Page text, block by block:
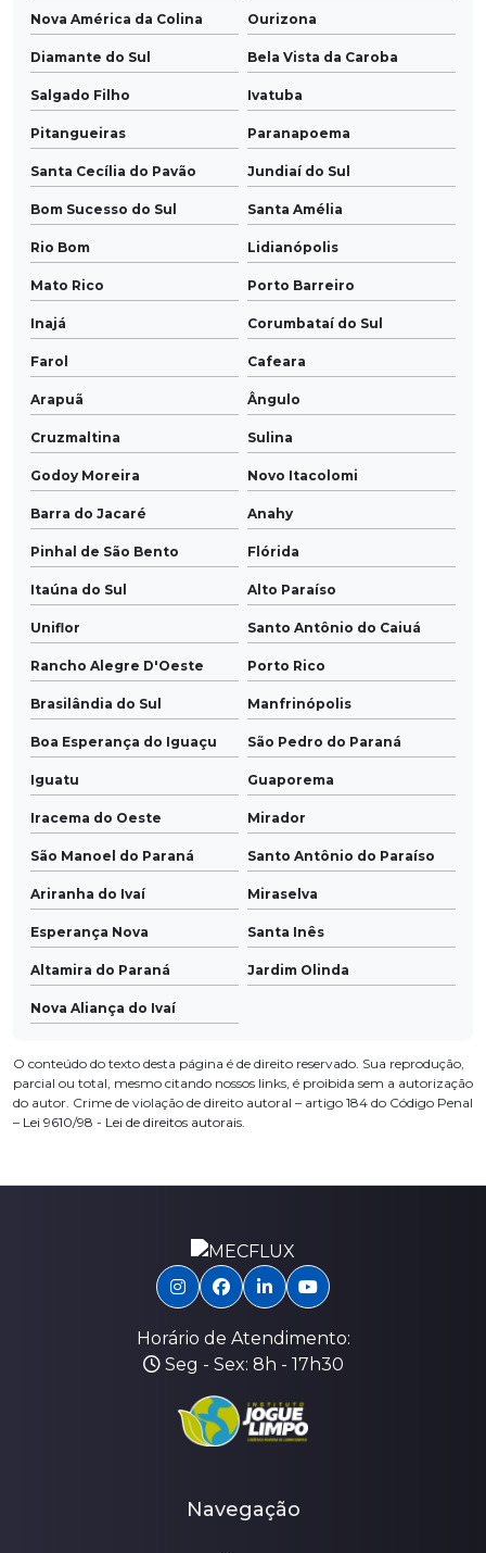
Nova América da Colina Ourizona
Diamante do Sul Bela Vista da Caroba
Salgado Filho Ivatuba
Pitangueiras Paranapoema
Santa Cecília do Pavão Jundiaí do Sul
Bom Sucesso do Sul Santa Amélia
Rio Bom Lidianópolis
Mato Rico Porto Barreiro
Inajá Corumbataí do Sul
Farol Cafeara
Arapuã Ângulo
Cruzmaltina Sulina
Godoy Moreira Novo Itacolomi
Barra do Jacaré Anahy
Pinhal de São Bento Flórida
Itaúna do Sul Alto Paraíso
Uniflor Santo Antônio do Caiuá
Rancho Alegre D'Oeste Porto Rico
Brasilândia do Sul Manfrinópolis
Boa Esperança do Iguaçu São Pedro do Paraná
Iguatu Guaporema
Iracema do Oeste Mirador
São Manoel do Paraná Santo Antônio do Paraíso
Ariranha do Ivaí Miraselva
Esperança Nova Santa Inês
Altamira do Paraná Jardim Olinda
Nova Aliança do Ivaí
O conteúdo do texto desta página é de direito reservado. Sua reprodução,
parcial ou total, mesmo citando nossos links, é proibida sem a autorização
do autor. Crime de violação de direito autoral – artigo 184 do Código Penal
– Lei 9610/98 - Lei de direitos autorais.
Horário de Atendimento:
Seg - Sex: 8h - 17h30
Navegação